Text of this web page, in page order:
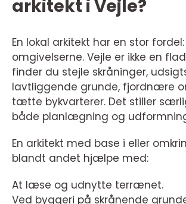
arkitekt i Vejle?
En lokal arkitekt har en stor
omgivelserne. Vejle er ikke en
finder du stejle skråninger,
lavtliggende grunde, fjordnære
tætte bykvarterer. Det stiller
både planlægning og
En arkitekt med base i eller
blandt andet hjælpe med:
At læse og udnytte terrænet.
Ved byggeri på skrånende